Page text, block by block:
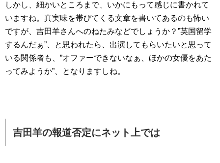
しかし、細かいところまで、いかにもって感じに書かれて
いますね。真実味を帯びてくる文章を書いてあるのも怖い
ですが、吉田羊さんへのねたみなどでしょうか？”英国留学
するんだぁ”、と思われたら、出演してもらいたいと思って
いる関係者も、”オファーできないなぁ、ほかの女優をあた
ってみようか”、となりますしね。
吉田羊の報道否定にネット上では